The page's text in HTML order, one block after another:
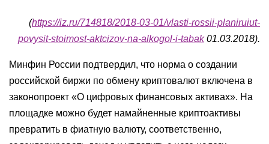
(https://iz.ru/714818/2018-03-01/vlasti-rossii-planiruiut-
povysit-stoimost-aktcizov-na-alkogol-i-tabak01.03.2018).
Минфин России подтвердил, что норма о создании
российской биржи по обмену криптовалют включена в
законопроект «О цифровых финансовых активах». На
площадке можно будет намайненные криптоактивы
превратить в фиатную валюту, соответственно,